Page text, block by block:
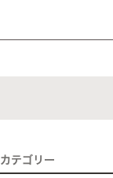
カテゴリー